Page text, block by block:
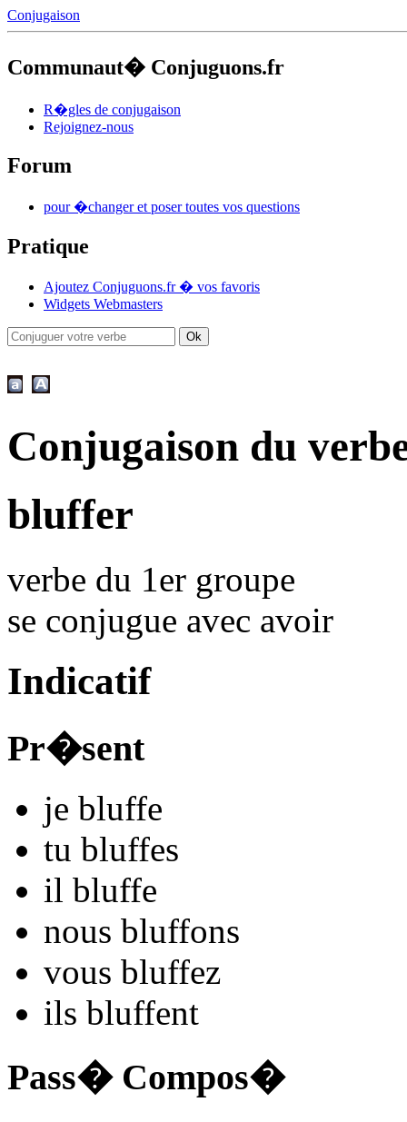
Conjugaison
Communaut� Conjuguons.fr
R�gles de conjugaison
Rejoignez-nous
Forum
pour �changer et poser toutes vos questions
Pratique
Ajoutez Conjuguons.fr � vos favoris
Widgets Webmasters
Conjugaison du
bluffer
verbe du 1er groupe
se conjugue avec avoir
Indicatif
Pr�sent
je bluffe
tu bluffes
il bluffe
nous bluffons
vous bluffez
ils bluffent
Pass� Compos�